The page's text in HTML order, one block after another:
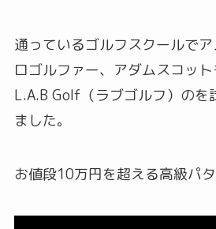
通っているゴルフスクールで
ロゴルファー、アダムスコッ
L.A.B Golf（ラブゴルフ）のを
ました。
お値段10万円を超える高級パタ